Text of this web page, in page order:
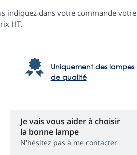
indiquez dans votre commande votre
HT.
Uniquement des lampes
de qualité
Je vais vous aider à choisir
la bonne lampe
N'hésitez pas à me contacter